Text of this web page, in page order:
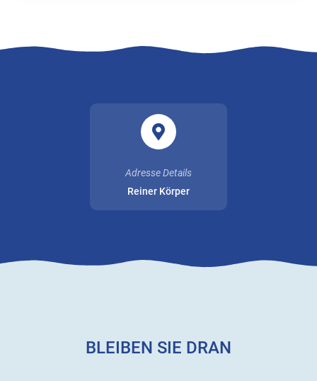
Adresse Details
Reiner Körper
BLEIBEN SIE DRAN